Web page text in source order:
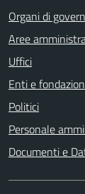
Organi di
Aree
Uffici
Enti e
Politici
Personale
Documenti e